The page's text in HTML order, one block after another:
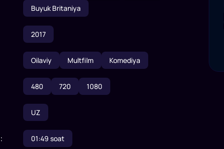
Buyuk Britaniya
2017
Oilaviy Multfilm Komediya
480 720 1080
UZ
: 01:49 soat